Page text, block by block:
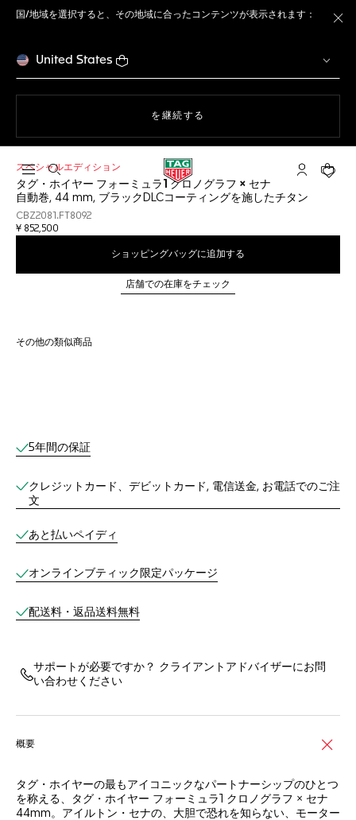
国/地域を選択すると、その地域に合ったコンテンツが表示されます：
United States
ウェブサイト上のナビゲーション
を継続する
検索画面を開く マイ タグ・
ショ
スペシャルエディション
タグ・ホイヤー フォーミュラ1 クロノグラフ × セナ
自動巻, 44 mm, ブラックDLCコーティングを施したチタン
CBZ2081.FT8092
¥ 852,500
ショッピングバッグに追加する
店舗での在庫をチェック
その他の類似商品
オンラインブティックサービス
5年間の保証
クレジットカード、デビットカード, 電信送金, お電話でのご注
文
あと払いペイディ
オンラインブティック限定パッケージ
配送料・返品送料無料
サポートが必要ですか？ クライアントアドバイザーにお問
い合わせください
概要
タグ・ホイヤーの最もアイコニックなパートナーシップのひとつ
を称える、タグ・ホイヤー フォーミュラ1 クロノグラフ × セナ
44mm。アイルトン・セナの、大胆で恐れを知らない、モーター